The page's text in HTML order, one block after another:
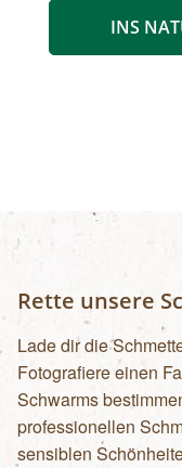
INS
Rette unsere
Lade dir die
Fotografiere einen
Schwarms
professionellen
sensiblen